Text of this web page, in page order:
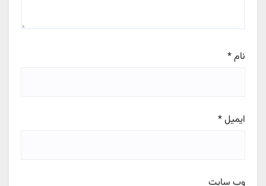
نام*
ایمیل*
وب‌ سایت